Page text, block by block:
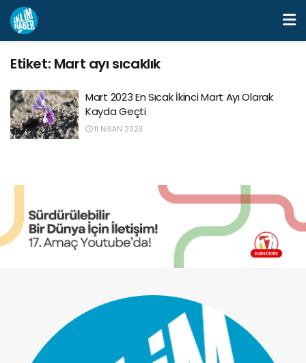
Etiket: Mart ayı sıcaklık
Mart 2023 En Sıcak İkinci Mart Ayı Olarak
Kayda Geçti
11 NISAN 2023